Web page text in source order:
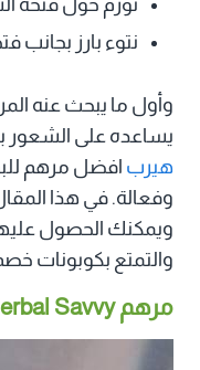
نتوء بارز بجانب
وأول ما يبحث عنه
يساعده على الشعور
هيرب افضل مرهم
وفعالة. في هذا
ويمكنك الحصول
والتمتع بكوبونات خصم تصل
مرهم Herbal Savvy للبواسير من اي هيرب